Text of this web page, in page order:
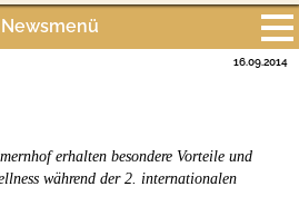
Newsmenü
& Caravan
16.09.2014
erhalten besondere Vorteile und
während der 2. internationalen